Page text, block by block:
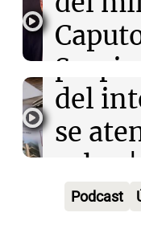
Episodios
Sergio
3x1:4
Episodios
del
se
rulos |
Audio.
la
Villa
Audio.
Podcast